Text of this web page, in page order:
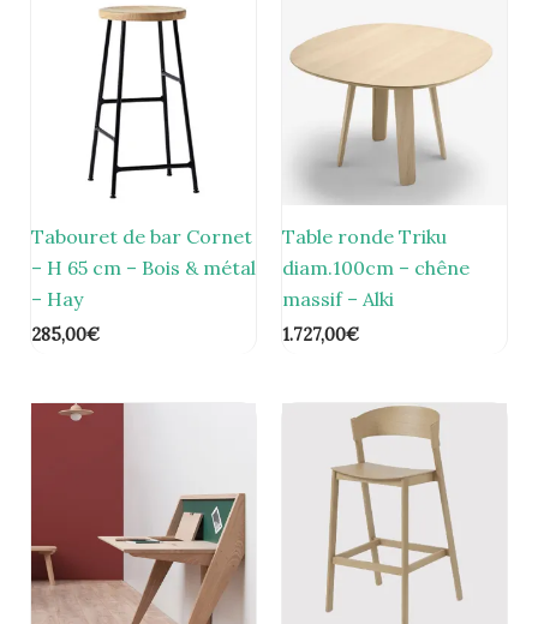
Tabouret de bar Cornet
– H 65 cm – Bois & métal
– Hay
285,00€
Table ronde Triku
diam.100cm – chêne
massif – Alki
1.727,00€